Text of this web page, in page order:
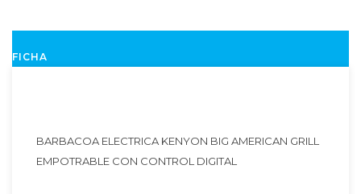
FICHA
BARBACOA ELECTRICA KENYON BIG AMERICAN GRILL
EMPOTRABLE CON CONTROL DIGITAL